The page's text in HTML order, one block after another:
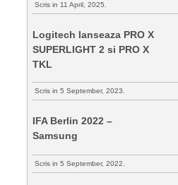
Scris in 11 April, 2025.
Logitech lanseaza PRO X
SUPERLIGHT 2 si PRO X
TKL
Scris in 5 September, 2023.
IFA Berlin 2022 –
Samsung
Scris in 5 September, 2022.